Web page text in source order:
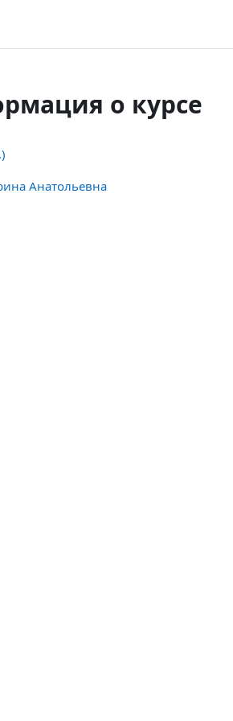
о курсе
Анатольевна